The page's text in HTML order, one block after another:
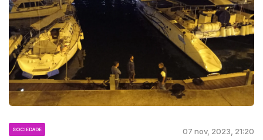
SOCIEDADE 07 nov, 2023, 21:20